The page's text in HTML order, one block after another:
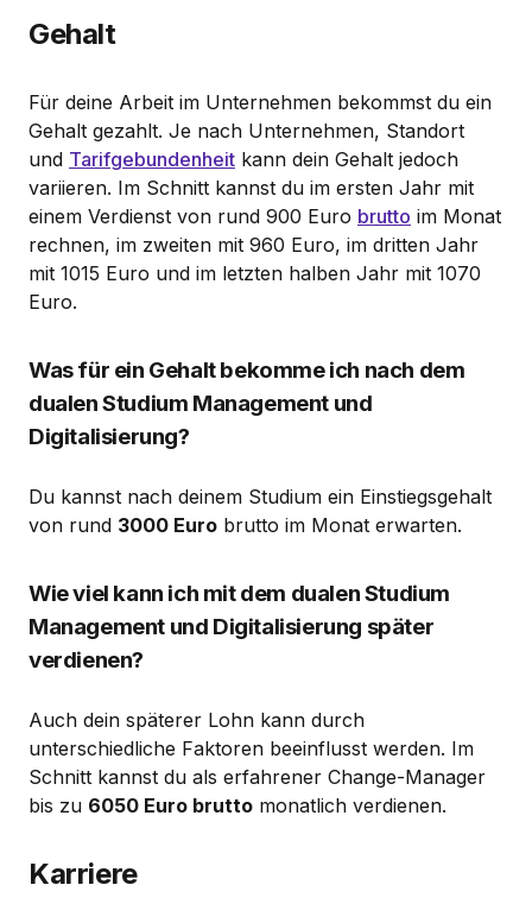
Gehalt
Für deine Arbeit im Unternehmen bekommst du ein
Gehalt gezahlt. Je nach Unternehmen, Standort
und Tarifgebundenheit kann dein Gehalt jedoch
variieren. Im Schnitt kannst du im ersten Jahr mit
einem Verdienst von rund 900 Euro brutto im Monat
rechnen, im zweiten mit 960 Euro, im dritten Jahr
mit 1015 Euro und im letzten halben Jahr mit 1070
Euro.
Was für ein Gehalt bekomme ich nach dem
dualen Studium Management und
Digitalisierung?
Du kannst nach deinem Studium ein Einstiegsgehalt
von rund 3000 Euro brutto im Monat erwarten.
Wie viel kann ich mit dem dualen Studium
Management und Digitalisierung später
verdienen?
Auch dein späterer Lohn kann durch
unterschiedliche Faktoren beeinflusst werden. Im
Schnitt kannst du als erfahrener Change-Manager
bis zu 6050 Euro brutto monatlich verdienen.
Karriere